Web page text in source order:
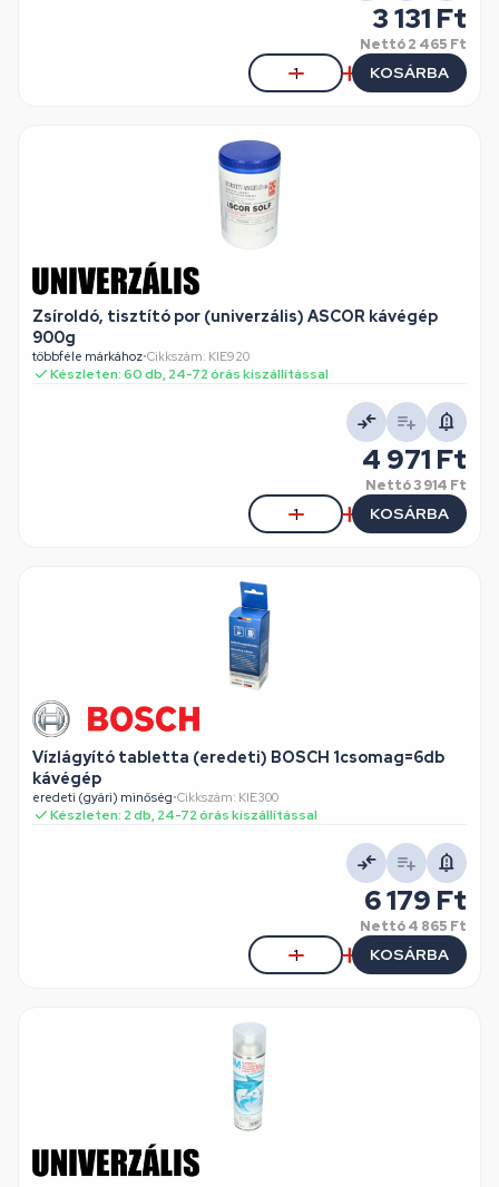
3 131 Ft
Nettó2 465 Ft
KOSÁRBA
Zsíroldó, tisztító por (univerzális) ASCOR kávégép
900g
többféle márkához•Cikkszám: KIE920
Készleten: 60 db, 24-72 órás kiszállítással
4 971 Ft
Nettó3 914 Ft
KOSÁRBA
Vízlágyító tabletta (eredeti) BOSCH 1csomag=6db
kávégép
eredeti (gyári) minőség•Cikkszám: KIE300
Készleten: 2 db, 24-72 órás kiszállítással
6 179 Ft
Nettó4 865 Ft
KOSÁRBA